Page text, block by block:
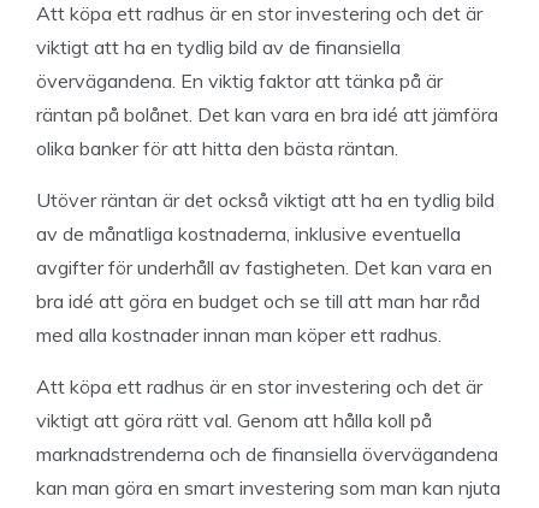
Att köpa ett radhus är en stor investering och det är
viktigt att ha en tydlig bild av de finansiella
övervägandena. En viktig faktor att tänka på är
räntan på bolånet. Det kan vara en bra idé att jämföra
olika banker för att hitta den bästa räntan.
Utöver räntan är det också viktigt att ha en tydlig bild
av de månatliga kostnaderna, inklusive eventuella
avgifter för underhåll av fastigheten. Det kan vara en
bra idé att göra en budget och se till att man har råd
med alla kostnader innan man köper ett radhus.
Att köpa ett radhus är en stor investering och det är
viktigt att göra rätt val. Genom att hålla koll på
marknadstrenderna och de finansiella övervägandena
kan man göra en smart investering som man kan njuta